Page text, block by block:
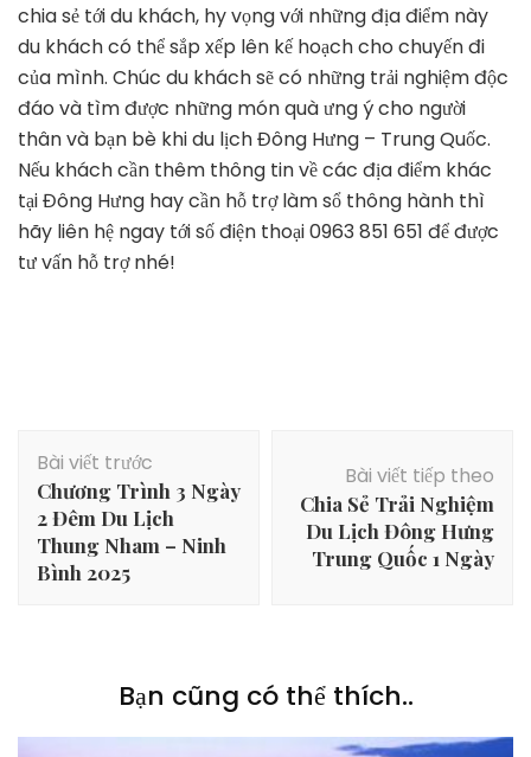
chia sẻ tới du khách, hy vọng với những địa điểm này
du khách có thể sắp xếp lên kế hoạch cho chuyến đi
của mình. Chúc du khách sẽ có những trải nghiệm độc
đáo và tìm được những món quà ưng ý cho người
thân và bạn bè khi du lịch Đông Hưng – Trung Quốc.
Nếu khách cần thêm thông tin về các địa điểm khác
tại Đông Hưng hay cần hỗ trợ làm sổ thông hành thì
hãy liên hệ ngay tới số điện thoại 0963 851 651 để được
tư vấn hỗ trợ nhé!
Điều
hướng
bài
viết
Bài viết trước
Chương Trình 3 Ngày
2 Đêm Du Lịch
Thung Nham – Ninh
Bình 2025
Bài viết tiếp theo
Chia Sẻ Trải Nghiệm
Du Lịch Đông Hưng
Trung Quốc 1 Ngày
Bạn cũng có thể thích..